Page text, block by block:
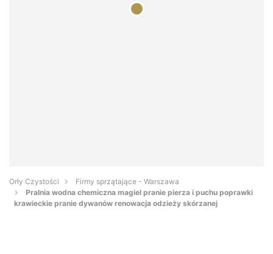
Orły Czystości
Firmy sprzątające - Warszawa
Pralnia wodna chemiczna magiel pranie pierza i puchu poprawki
krawieckie pranie dywanów renowacja odzieży skórzanej